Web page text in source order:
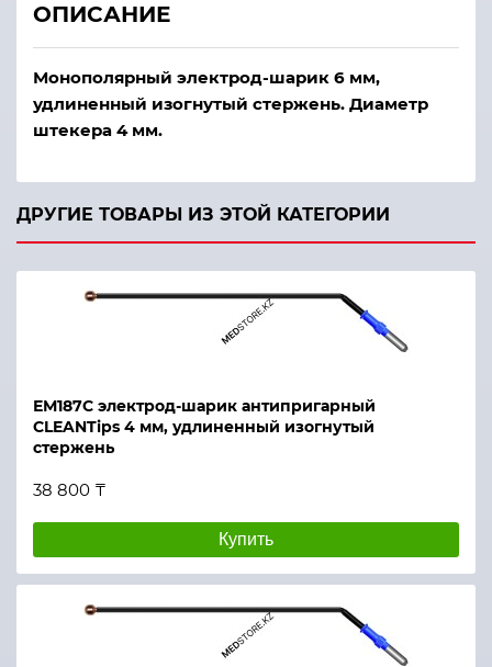
ОПИСАНИЕ
Монополярный электрод-шарик 6 мм,
удлиненный изогнутый стержень. Диаметр
штекера 4 мм.
ДРУГИЕ ТОВАРЫ ИЗ ЭТОЙ КАТЕГОРИИ
ЕМ187С электрод-шарик антипригарный
CLEANTips 4 мм, удлиненный изогнутый
стержень
38 800 ₸
Купить